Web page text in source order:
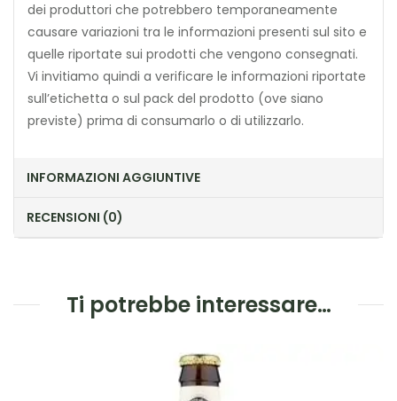
dei produttori che potrebbero temporaneamente
causare variazioni tra le informazioni presenti sul sito e
quelle riportate sui prodotti che vengono consegnati.
Vi invitiamo quindi a verificare le informazioni riportate
sull’etichetta o sul pack del prodotto (ove siano
previste) prima di consumarlo o di utilizzarlo.
INFORMAZIONI AGGIUNTIVE
RECENSIONI (0)
Ti potrebbe interessare…